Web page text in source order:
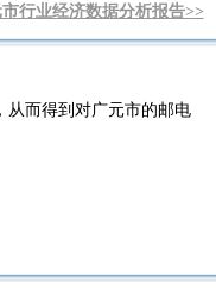
行业经济数据分析报告>>
从而得到对广元市的邮电